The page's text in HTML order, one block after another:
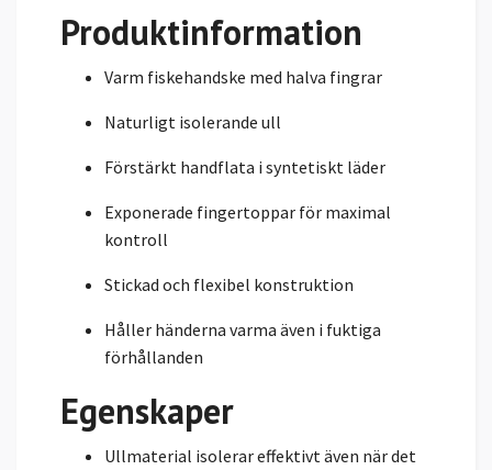
Produktinformation
Varm fiskehandske med halva fingrar
Naturligt isolerande ull
Förstärkt handflata i syntetiskt läder
Exponerade fingertoppar för maximal
kontroll
Stickad och flexibel konstruktion
Håller händerna varma även i fuktiga
förhållanden
Egenskaper
Ullmaterial isolerar effektivt även när det